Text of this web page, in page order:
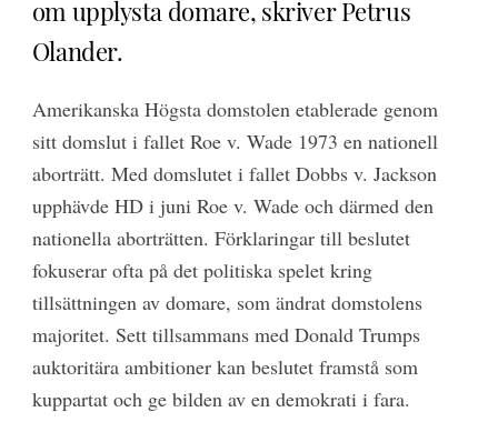
om upplysta domare, skriver Petrus
Olander.
Amerikanska Högsta domstolen etablerade genom
sitt domslut i fallet Roe v. Wade 1973 en nationell
aborträtt. Med domslutet i fallet Dobbs v. Jackson
upphävde HD i juni Roe v. Wade och därmed den
nationella aborträtten. Förklaringar till beslutet
fokuserar ofta på det politiska spelet kring
tillsättningen av domare, som ändrat domstolens
majoritet. Sett tillsammans med Donald Trumps
auktoritära ambitioner kan beslutet framstå som
kuppartat och ge bilden av en demokrati i fara.